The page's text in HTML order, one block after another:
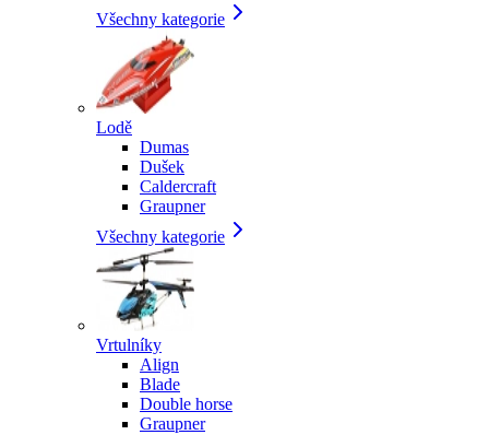
Všechny kategorie
Lodě
Dumas
Dušek
Caldercraft
Graupner
Všechny kategorie
Vrtulníky
Align
Blade
Double horse
Graupner